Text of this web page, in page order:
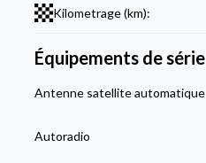
Kilometrage (km):
Équipements de série
Antenne satellite automatique
Autoradio